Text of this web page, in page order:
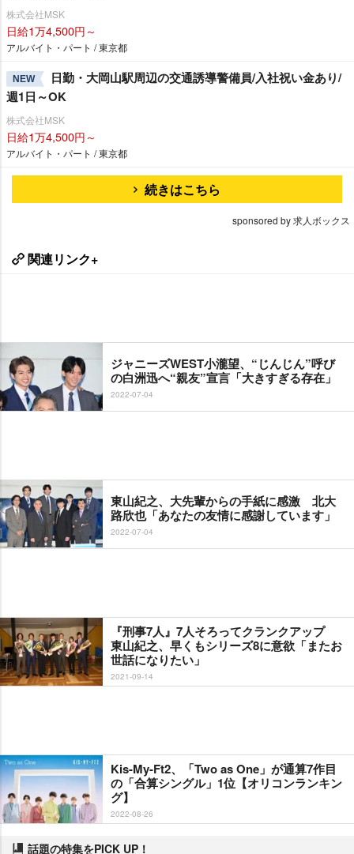
株式会社MSK
日給1万4,500円～
アルバイト・パート / 東京都
NEW
日勤・大岡山駅周辺の交通誘導警備員/入社祝い金あり/
週1日～OK
株式会社MSK
日給1万4,500円～
アルバイト・パート / 東京都
続きはこちら
sponsored by 求人ボックス
関連リンク+
ジャニーズWEST小瀧望、“じんじん”呼び
の白洲迅へ“親友”宣言「大きすぎる存在」
2022-07-04
東山紀之、大先輩からの手紙に感激 北大
路欣也「あなたの友情に感謝しています」
2022-07-04
『刑事7人』7人そろってクランクアップ
東山紀之、早くもシリーズ8に意欲「またお
世話になりたい」
2021-09-14
Kis-My-Ft2、「Two as One」が通算7作目
の「合算シングル」1位【オリコンランキン
グ】
2022-08-26
話題の特集をPICK UP！